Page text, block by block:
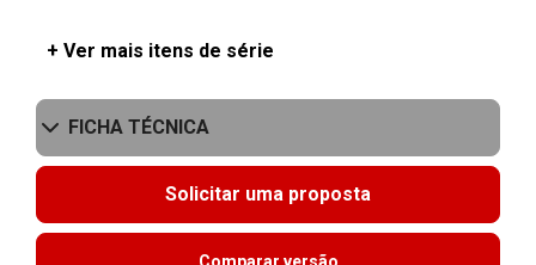
+ Ver mais itens de série
FICHA TÉCNICA
Solicitar uma proposta
Comparar versão